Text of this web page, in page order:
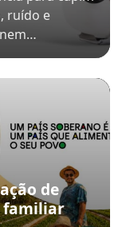
ruído e
de
familiar